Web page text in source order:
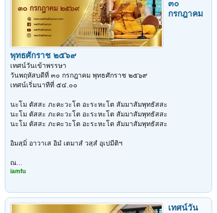
๓๐
กรกฎาคม
พุทธศักราช ๒๕๖๙
เทศน์วันเข้าพรรษา
วันพฤหัสบดีที่ ๓๐ กรกฎาคม พุทธศักราช ๒๕๖๙
เทศน์เริ่มนาทีที่ ๕๔.๐๐
นะโม ตัสสะ ภะคะวะโต อะระหะโต สัมมาสัมพุทธัสสะ
นะโม ตัสสะ ภะคะวะโต อะระหะโต สัมมาสัมพุทธัสสะ
นะโม ตัสสะ ภะคะวะโต อะระหะโต สัมมาสัมพุทธัสสะ
อิมสฺมิํ อาวาเส อิมํ เตมาสํ วสฺสํ อุเปมีติฯ
ณ...
iamfu
เทศน์วัน
2 3 ถัดไป >